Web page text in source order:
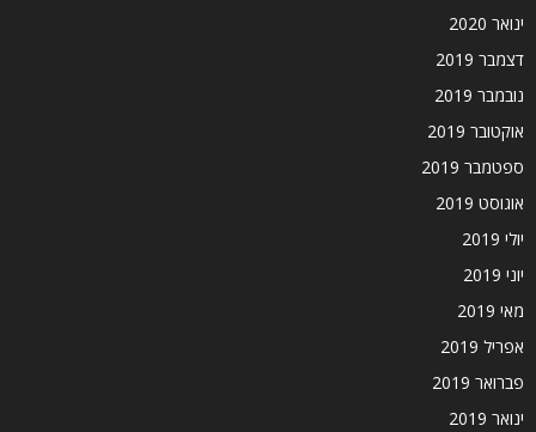
ינואר 2020
דצמבר 2019
נובמבר 2019
אוקטובר 2019
ספטמבר 2019
אוגוסט 2019
יולי 2019
יוני 2019
מאי 2019
אפריל 2019
פברואר 2019
ינואר 2019